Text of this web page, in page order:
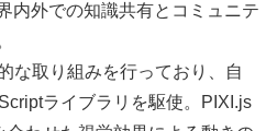
内外での知識共有とコミュニテ
な取り組みを行っており、自
ライブラリを駆使。PIXI.js